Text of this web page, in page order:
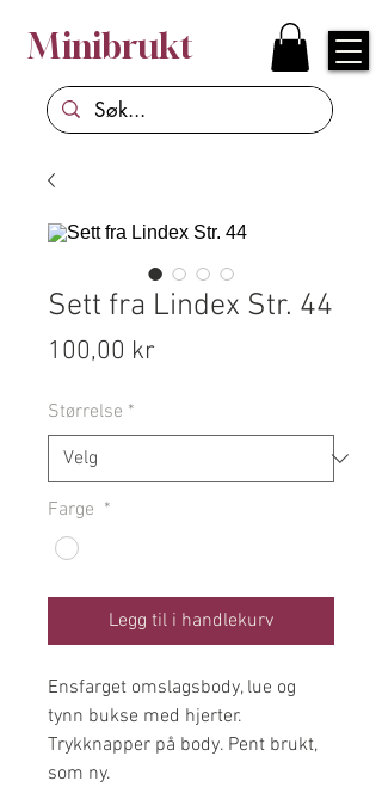
Minibrukt
Sett fra Lindex Str. 44
100,00 kr
Størrelse *
Farge *
Legg til i handlekurv
Ensfarget omslagsbody, lue og
tynn bukse med hjerter.
Trykknapper på body. Pent brukt,
som ny.